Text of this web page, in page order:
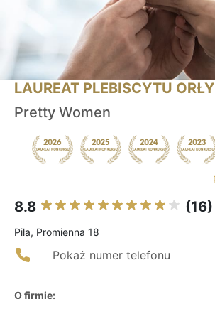
LAUREAT PLEBISCYTU ORŁY
Pretty Women
8.8 (16)
Piła, Promienna 18
Pokaż numer telefonu
O firmie: